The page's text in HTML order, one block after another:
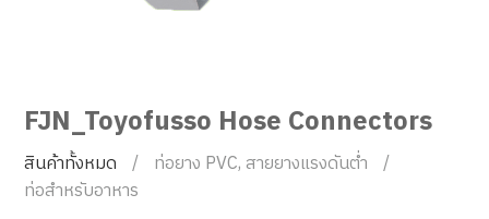
FJN_Toyofusso Hose Connectors
สินค้าทั้งหมด
ท่อยาง PVC, สายยางแรงดันต่ำ
ท่อสำหรับอาหาร